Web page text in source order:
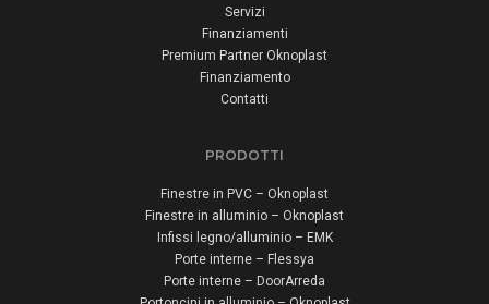
Servizi
Finanziamenti
Premium Partner Oknoplast
Finanziamento
Contatti
PRODOTTI
Finestre in PVC – Oknoplast
Finestre in alluminio – Oknoplast
Infissi legno/alluminio – EMK
Porte interne – Flessya
Porte interne – DoorArreda